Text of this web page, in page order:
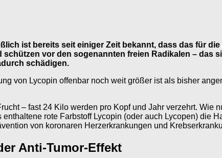
ist bereits seit einiger Zeit bekannt, dass das für
vor den sogenannten freien Radikalen – das
schädigen.
von Lycopin offenbar noch weit größer ist als bisher
– fast 24 Kilo werden pro Kopf und Jahr verzehrt. Wie
rote Farbstoff Lycopin (oder auch Lycopen) die
von koronaren Herzerkrankungen und
Anti-Tumor-Effekt